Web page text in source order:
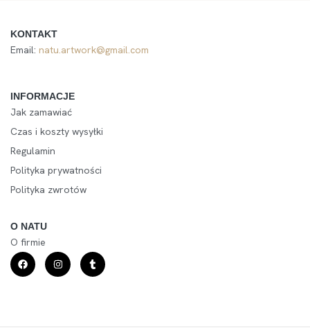
KONTAKT
Email: natu.artwork@gmail.com
INFORMACJE
Jak zamawiać
Czas i koszty wysyłki
Regulamin
Polityka prywatności
Polityka zwrotów
O NATU
O firmie